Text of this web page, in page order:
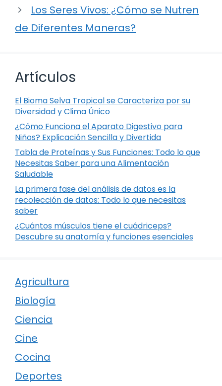
Los Seres Vivos: ¿Cómo se Nutren
de Diferentes Maneras?
Artículos
El Bioma Selva Tropical se Caracteriza por su
Diversidad y Clima Único
¿Cómo Funciona el Aparato Digestivo para
Niños? Explicación Sencilla y Divertida
Tabla de Proteínas y Sus Funciones: Todo lo que
Necesitas Saber para una Alimentación
Saludable
La primera fase del análisis de datos es la
recolección de datos: Todo lo que necesitas
saber
¿Cuántos músculos tiene el cuádriceps?
Descubre su anatomía y funciones esenciales
Agricultura
Biología
Ciencia
Cine
Cocina
Deportes